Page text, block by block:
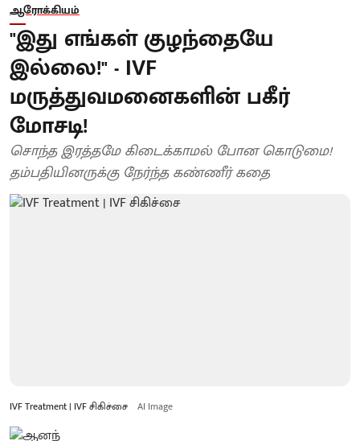
ஆரோக்கியம்
"இது எங்கள் குழந்தையே
இல்லை!" - IVF
மருத்துவமனைகளின் பகீர்
மோசடி!
சொந்த இரத்தமே கிடைக்காமல் போன கொடுமை!
தம்பதியினருக்கு நேர்ந்த கண்ணீர் கதை
IVF Treatment | IVF சிகிச்சை AI Image